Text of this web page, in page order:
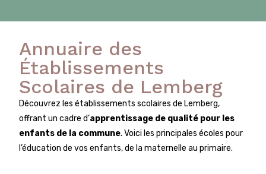
Annuaire des
Établissements
Scolaires de Lemberg
Découvrez les établissements scolaires de Lemberg,
offrant un cadre d’apprentissage de qualité pour les
enfants de la commune. Voici les principales écoles pour
l’éducation de vos enfants, de la maternelle au primaire.